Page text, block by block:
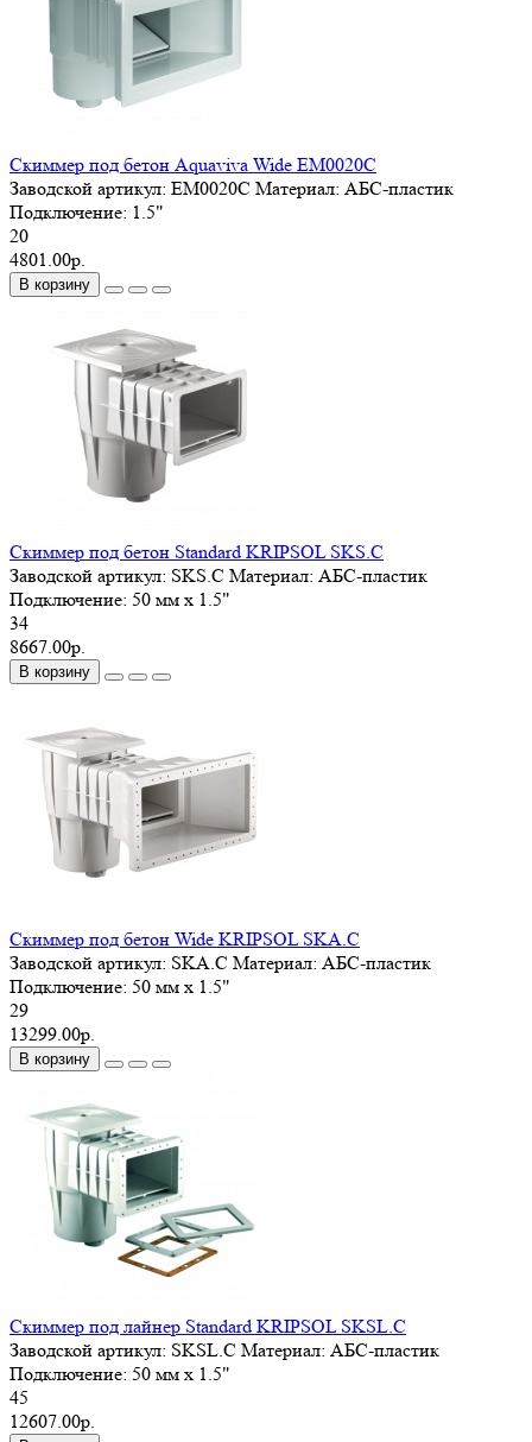
Скиммер под бетон Aquaviva Wide EM0020C
Заводской артикул: EM0020C Материал: АБС-пластик
Подключение: 1.5"
20
4801.00р.
В корзину
Скиммер под бетон Standard KRIPSOL SKS.C
Заводской артикул: SKS.C Материал: АБС-пластик
Подключение: 50 мм x 1.5"
34
8667.00р.
В корзину
Скиммер под бетон Wide KRIPSOL SKA.C
Заводской артикул: SKA.C Материал: АБС-пластик
Подключение: 50 мм x 1.5"
29
13299.00р.
В корзину
Скиммер под лайнер Standard KRIPSOL SKSL.C
Заводской артикул: SKSL.C Материал: АБС-пластик
Подключение: 50 мм x 1.5"
45
12607.00р.